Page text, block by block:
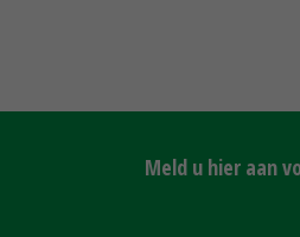
Meld u hier aan